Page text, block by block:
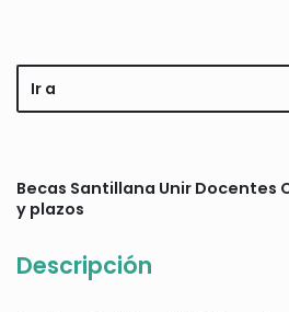
Ir a
Becas Santillana Unir Docentes
y plazos
Descripción